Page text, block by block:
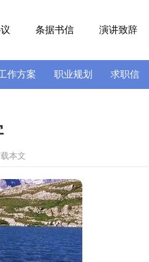
条据书信 演讲致辞
作方案 职业规划 求职信
本文